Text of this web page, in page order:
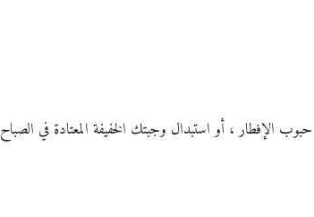
حبوب الإفطار ، أو استبدال وجبتك الخفيفة المعتادة في الصباح